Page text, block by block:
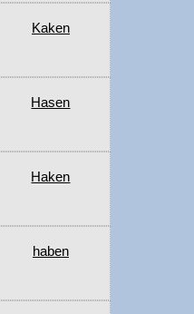
Kaken
Hasen
Haken
haben